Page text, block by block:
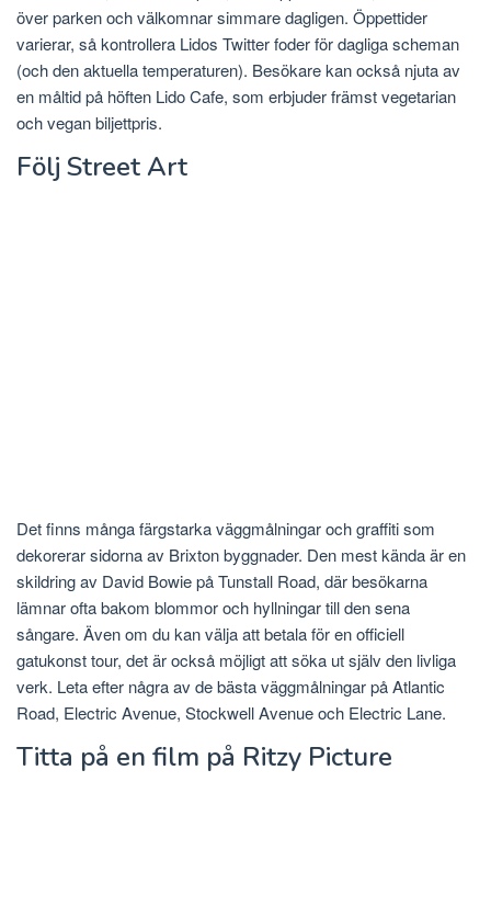
över parken och välkomnar simmare dagligen. Öppettider
varierar, så kontrollera Lidos Twitter foder för dagliga scheman
(och den aktuella temperaturen). Besökare kan också njuta av
en måltid på höften Lido Cafe, som erbjuder främst vegetarian
och vegan biljettpris.
Följ Street Art
Det finns många färgstarka väggmålningar och graffiti som
dekorerar sidorna av Brixton byggnader. Den mest kända är en
skildring av David Bowie på Tunstall Road, där besökarna
lämnar ofta bakom blommor och hyllningar till den sena
sångare. Även om du kan välja att betala för en officiell
gatukonst tour, det är också möjligt att söka ut själv den livliga
verk. Leta efter några av de bästa väggmålningar på Atlantic
Road, Electric Avenue, Stockwell Avenue och Electric Lane.
Titta på en film på Ritzy Picture